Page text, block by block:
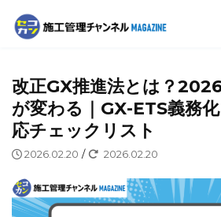
改正GX推進法とは？
が変わる｜GX-ETS義務
応チェックリスト
2026.02.20 / 2026.02.20